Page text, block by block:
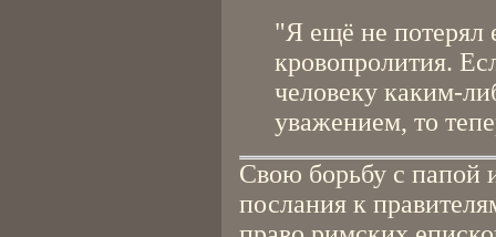
"Я ещё не потерял
кровопролития.
человеку каким-
уважением, то
Свою борьбу с папой
послания к